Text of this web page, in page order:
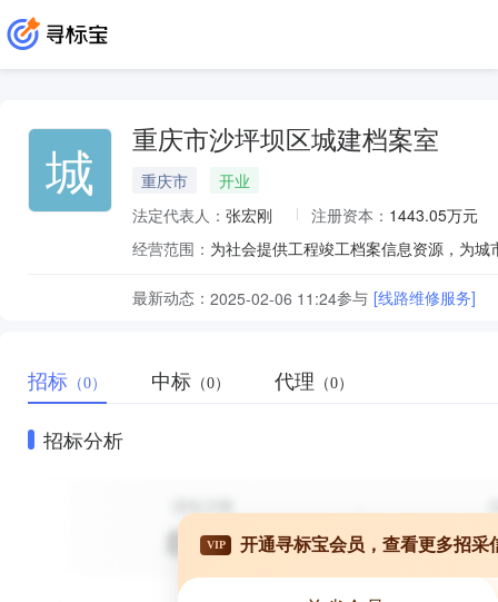
城 重庆市沙坪坝区城建档案室
重庆市
开业
法定代表人： 张宏刚 注册资本： 1443.05万元
经营范围：
最新动态： 2025-02-06 11:24参与 [线路维修服务]
招标 （0） 中标 （0） 代理 （0）
招标分析
VIP 开通寻标宝会员，查看更多招采